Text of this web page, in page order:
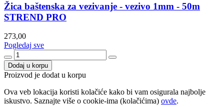
Žica baštenska za vezivanje - vezivo 1mm - 50m
STREND PRO
273,00
Pogledaj sve
Dodaj u korpu
Proizvod je dodat u korpu
Ova veb lokacija koristi kolačiće kako bi vam osigurala najbolje
iskustvo. Saznajte više o cookie-ima (kolačićima) ovde.